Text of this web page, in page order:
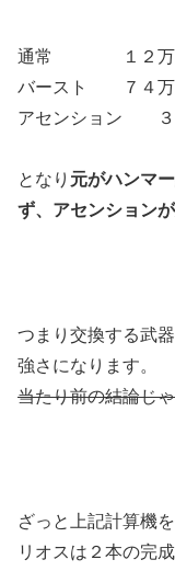
通常 １２万５
バースト ７４万
アセンション ３
となり 元がハンマ
ず、アセンション
つまり交換する武
強さになります。
当たり前の結論じ
ざっと上記計算機
リオスは２本の完